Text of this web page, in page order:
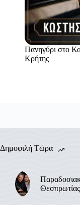
Πανηγύρι στο
Κρήτης
Δημοφιλή Τώρα
Θεσπρωτίας